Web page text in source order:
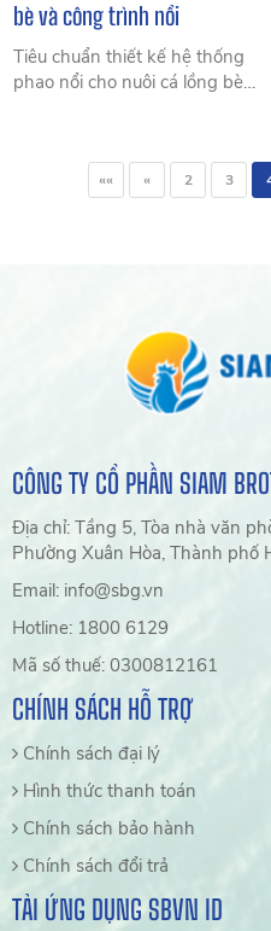
bè và công trình nổi
Tiêu chuẩn thiết kế hệ thống
phao nổi cho nuôi cá lồng bè
và cách lựa chọn tối ưu chi phí
«« « 2 3
CÔNG TY CỔ PHẦN SIAM
Địa chỉ: Tầng 5, Tòa nhà văn
Phường Xuân Hòa, Thành phố
Email: info@sbg.vn
Hotline: 1800 6129
Mã số thuế: 0300812161
CHÍNH SÁCH HỖ TRỢ
Chính sách đại lý
Hình thức thanh toán
Chính sách bảo hành
Chính sách đổi trả
TẢI ỨNG DỤNG SBVN ID